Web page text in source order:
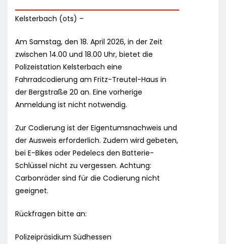
Kelsterbach (ots) –
Am Samstag, den 18. April 2026, in der Zeit
zwischen 14.00 und 18.00 Uhr, bietet die
Polizeistation Kelsterbach eine
Fahrradcodierung am Fritz-Treutel-Haus in
der Bergstraße 20 an. Eine vorherige
Anmeldung ist nicht notwendig.
Zur Codierung ist der Eigentumsnachweis und
der Ausweis erforderlich. Zudem wird gebeten,
bei E-Bikes oder Pedelecs den Batterie-
Schlüssel nicht zu vergessen. Achtung:
Carbonräder sind für die Codierung nicht
geeignet.
Rückfragen bitte an:
Polizeipräsidium Südhessen